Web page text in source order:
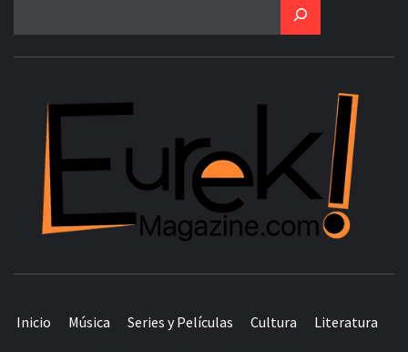
Inicio Música Series y Películas Cultura Literatura